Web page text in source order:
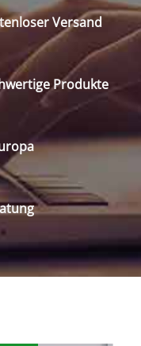
Versand
Produkte